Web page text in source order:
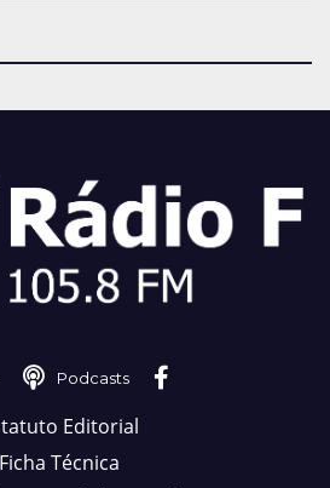
Podcasts
Editorial
Ficha Técnica